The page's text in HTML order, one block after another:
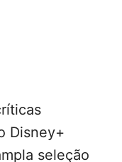
Disney+
seleção